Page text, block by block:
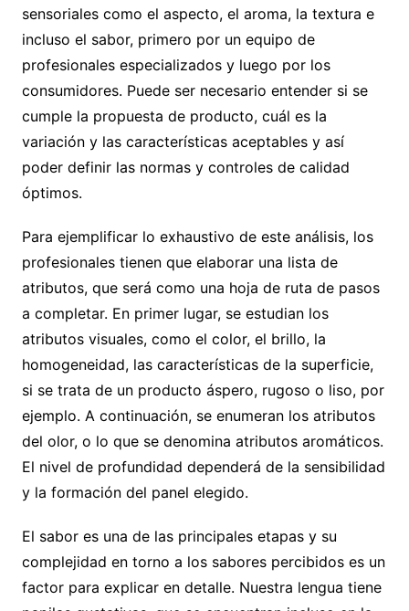
sensoriales como el aspecto, el aroma, la textura e
incluso el sabor, primero por un equipo de
profesionales especializados y luego por los
consumidores. Puede ser necesario entender si se
cumple la propuesta de producto, cuál es la
variación y las características aceptables y así
poder definir las normas y controles de calidad
óptimos.
Para ejemplificar lo exhaustivo de este análisis, los
profesionales tienen que elaborar una lista de
atributos, que será como una hoja de ruta de pasos
a completar. En primer lugar, se estudian los
atributos visuales, como el color, el brillo, la
homogeneidad, las características de la superficie,
si se trata de un producto áspero, rugoso o liso, por
ejemplo. A continuación, se enumeran los atributos
del olor, o lo que se denomina atributos aromáticos.
El nivel de profundidad dependerá de la sensibilidad
y la formación del panel elegido.
El sabor es una de las principales etapas y su
complejidad en torno a los sabores percibidos es un
factor para explicar en detalle. Nuestra lengua tiene